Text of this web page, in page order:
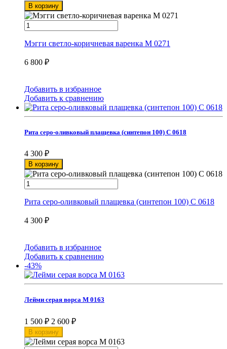
В корзину
Мэгги светло-коричневая варенка М 0271
6 800 ₽
Добавить в избранное
Добавить к сравнению
Рита серо-оливковый плащевка (синтепон 100) С 0618
4 300 ₽
В корзину
Рита серо-оливковый плащевка (синтепон 100) С 0618
4 300 ₽
Добавить в избранное
Добавить к сравнению
-43%
Лейми серая ворса М 0163
1 500 ₽ 2 600 ₽
В корзину